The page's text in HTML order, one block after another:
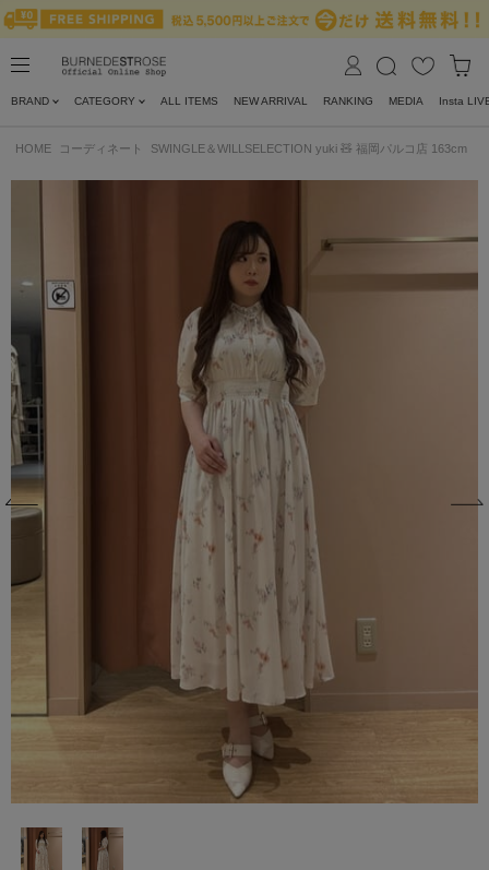
BRAND CATEGORY ALL ITEMS NEW ARRIVAL RANKING MEDIA Insta
HOME コーディネート SWINGLE＆WILLSELECTION yuki 🧸 福岡パルコ店 163cm